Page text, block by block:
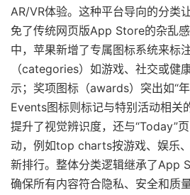
AR/VR体验。这种平台导向的分类
免了传统网页版App Store的杂乱
中，苹果新增了专属图标系统来标
（categories）如游戏、社交或健
示；奖项图标（awards）突出如“年
Events图标则标记与特别活动相关
提升了视觉辨识度，还与“Today”
动，例如top charts按游戏、娱乐
新排行。整体分类逻辑继承了App
确保所有内容符合隐私、安全和质